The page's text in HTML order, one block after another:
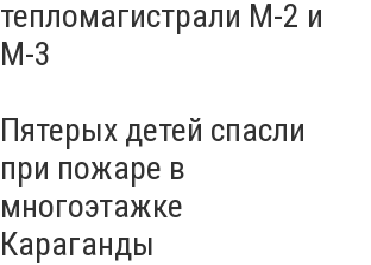
тепломагистрали М-2 и
М-3
Пятерых детей спасли
при пожаре в
многоэтажке
Караганды